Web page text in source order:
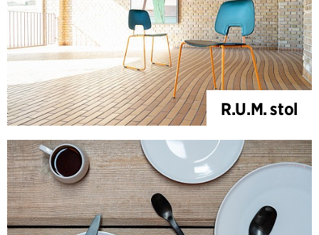
R.U.M. stol